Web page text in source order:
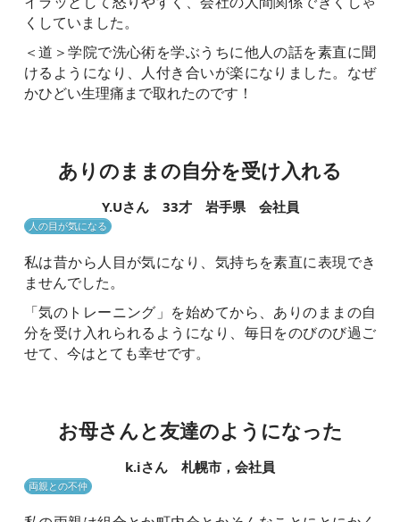
くしていました。
＜道＞学院で洗心術を学ぶうちに他人の話を素直に聞
けるようになり、人付き合いが楽になりました。なぜ
かひどい生理痛まで取れたのです！
ありのままの自分を受け入れる
Y.Uさん 33才 岩手県 会社員
人の目が気になる
私は昔から人目が気になり、気持ちを素直に表現でき
ませんでした。
「気のトレーニング」を始めてから、ありのままの自
分を受け入れられるようになり、毎日をのびのび過ご
せて、今はとても幸せです。
お母さんと友達のようになった
k.iさん 札幌市，会社員
両親との不仲